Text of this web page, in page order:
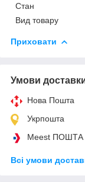
Стан
Вид товару
Приховати
Умови
Нова Пошта
Укрпошта
Meest ПОШТА
Всі умови